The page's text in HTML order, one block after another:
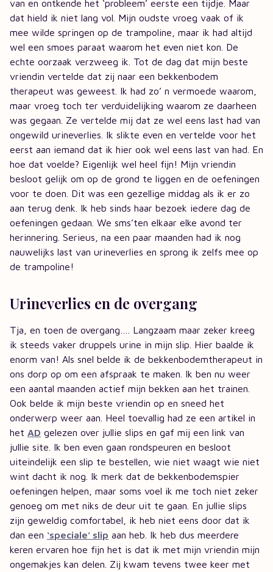
van en ontkende het ‘probleem’ eerste een tijdje. Maar
dat hield ik niet lang vol. Mijn oudste vroeg vaak of ik
mee wilde springen op de trampoline, maar ik had altijd
wel een smoes paraat waarom het even niet kon. De
echte oorzaak verzweeg ik. Tot de dag dat mijn beste
vriendin vertelde dat zij naar een bekkenbodem
therapeut was geweest. Ik had zo’ n vermoede waarom,
maar vroeg toch ter verduidelijking waarom ze daarheen
was gegaan. Ze vertelde mij dat ze wel eens last had van
ongewild urineverlies. Ik slikte even en vertelde voor het
eerst aan iemand dat ik hier ook wel eens last van had. En
hoe dat voelde? Eigenlijk wel heel fijn! Mijn vriendin
besloot gelijk om op de grond te liggen en de oefeningen
voor te doen. Dit was een gezellige middag als ik er zo
aan terug denk. Ik heb sinds haar bezoek iedere dag de
oefeningen gedaan. We sms’ten elkaar elke avond ter
herinnering. Serieus, na een paar maanden had ik nog
nauwelijks last van urineverlies en sprong ik zelfs mee op
de trampoline!
Urineverlies en de overgang
Tja, en toen de overgang…. Langzaam maar zeker kreeg
ik steeds vaker druppels urine in mijn slip. Hier baalde ik
enorm van! Als snel belde ik de bekkenbodemtherapeut in
ons dorp op om een afspraak te maken. Ik ben nu weer
een aantal maanden actief mijn bekken aan het trainen.
Ook belde ik mijn beste vriendin op en sneed het
onderwerp weer aan. Heel toevallig had ze een artikel in
het AD gelezen over jullie slips en gaf mij een link van
jullie site. Ik ben even gaan rondspeuren en besloot
uiteindelijk een slip te bestellen, wie niet waagt wie niet
wint dacht ik nog. Ik merk dat de bekkenbodemspier
oefeningen helpen, maar soms voel ik me toch niet zeker
genoeg om met niks de deur uit te gaan. En jullie slips
zijn geweldig comfortabel, ik heb niet eens door dat ik
dan een ‘speciale’ slip aan heb. Ik heb dus meerdere
keren ervaren hoe fijn het is dat ik met mijn vriendin mijn
ongemakjes kan delen. Zij kwam tevens twee keer met